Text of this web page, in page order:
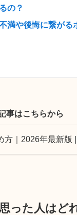
の？
満や後悔に繋がる
事はこちらから
｜2026年最新版
った人はど